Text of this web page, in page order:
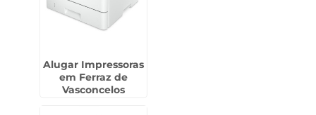
Alugar Impressoras
em Ferraz de
Vasconcelos